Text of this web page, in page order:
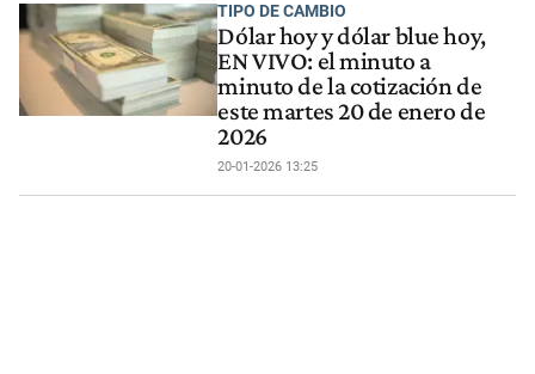
TIPO DE CAMBIO
Dólar hoy y dólar blue hoy,
EN VIVO: el minuto a
minuto de la cotización de
este martes 20 de enero de
2026
20-01-2026 13:25